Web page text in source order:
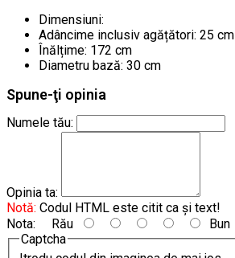
Dimensiuni:
Adâncime inclusiv agățători: 25 cm
Înălțime: 172 cm
Diametru bază: 30 cm
Spune-ţi opinia
Numele tău:
Opinia ta:
Notă: Codul HTML este citit ca şi text!
Nota: Rău
Bun
Captcha